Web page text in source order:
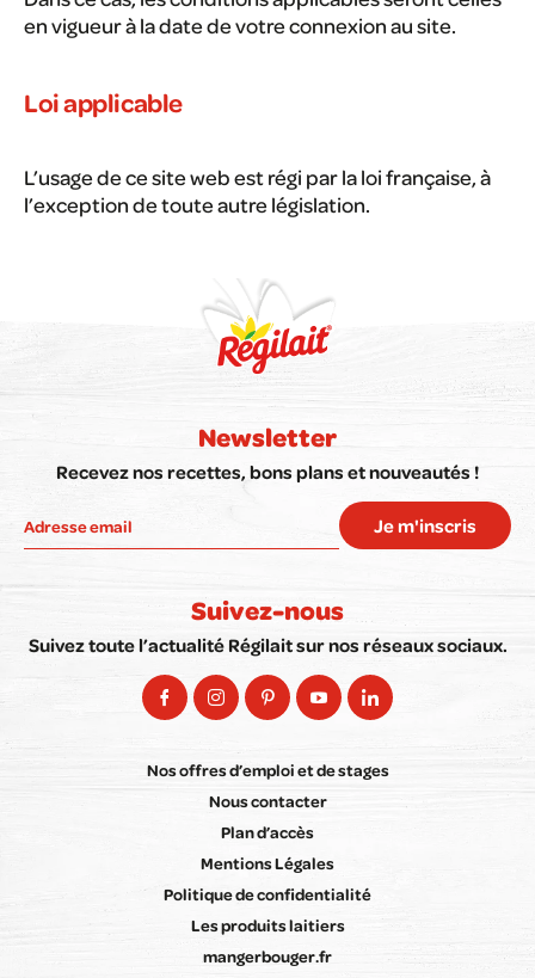
en vigueur à la date de votre connexion au site.
Loi applicable
L’usage de ce site web est régi par la loi française, à
l’exception de toute autre législation.
Newsletter
Recevez nos recettes, bons plans et nouveautés !
Je m'inscris
Suivez-nous
Suivez toute l’actualité Régilait sur nos réseaux sociaux.
Nos offres d’emploi et de stages
Nous contacter
Plan d’accès
Mentions Légales
Politique de confidentialité
Les produits laitiers
mangerbouger.fr